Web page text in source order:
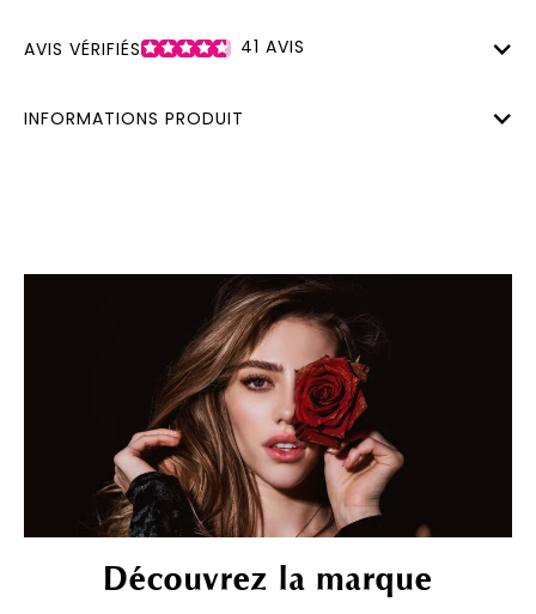
AVIS VÉRIFIÉS 41 AVIS
INFORMATIONS PRODUIT
Découvrez la marque